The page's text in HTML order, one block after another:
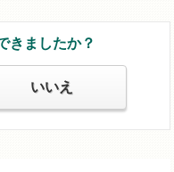
きましたか？
いいえ